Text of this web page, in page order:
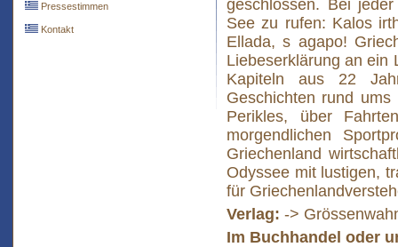
Pressestimmen
Kontakt
geschlossen. Bei
See zu rufen: Kalos
Ellada, s agapo!
Liebeserklärung an ein
Kapiteln aus 22
Geschichten rund
Perikles, über
morgendlichen
Griechenland
Odyssee mit lustigen,
für
Verlag: ->
Im Buchhandel oder